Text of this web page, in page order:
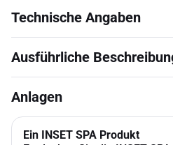
Technische Angaben
Ausführliche
Anlagen
Ein INSET SPA Produkt